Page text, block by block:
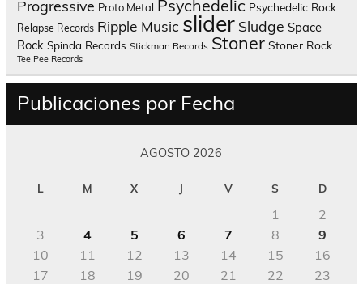
Progressive Proto Metal Psychedelic Psychedelic Rock
Relapse Records Ripple Music slider Sludge Space
Rock Spinda Records Stickman Records Stoner Stoner Rock
Tee Pee Records
Publicaciones por Fecha
AGOSTO 2026
L M X J V S D
1
2
3
4 5 6 7 8
9
10
11 12 13 14 15
16
17
18 19 20 21 22
23